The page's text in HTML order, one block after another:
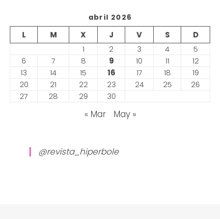
abril 2026
L M X J V S
D
1
2 3 4
5
6
7 8 9 10 11
12
13
14 15 16 17 18
19
20
21 22 23 24 25
26
27
28 29 30
« Mar May »
@revista_hiperbole